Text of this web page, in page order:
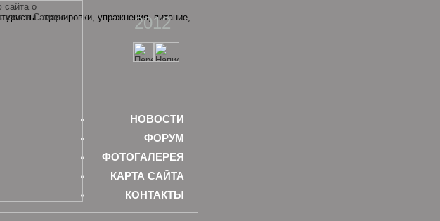
2012
НОВОСТИ
ФОРУМ
ФОТОГАЛЕРЕЯ
КАРТА САЙТА
КОНТАКТЫ